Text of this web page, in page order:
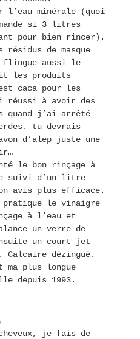
l’eau minérale (quoi
si 3 litres
pour bien rincer).
résidus de masque
flingue aussi le
les produits
caca pour les
réussi à avoir des
quand j’ai arrêté
tu devrais
d’alep juste une
le bon rinçage à
suivi d’un litre
avis plus efficace.
pratique le vinaigre
à l’eau et
un verre de
un court jet
Calcaire dézingué.
ma plus longue
depuis 1993.
je fais de